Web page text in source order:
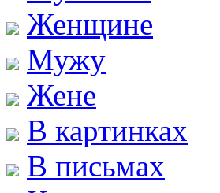
Женщине
Мужу
Жене
В картинках
В письмах